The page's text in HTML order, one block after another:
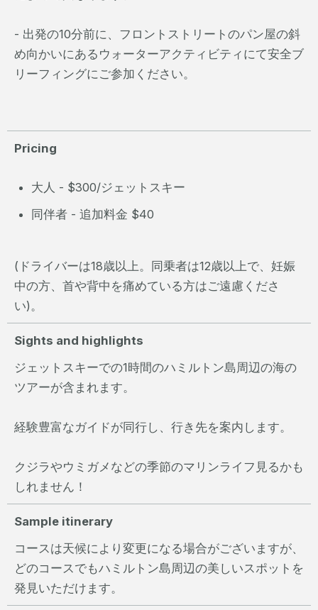
- 出発の10分前に、フロントストリートのパン屋の斜
め向かいにあるウォーターアクティビティにて安全ブ
リーフィングにご参加ください。
Pricing
​大人 - $300/ジェットスキー
同伴者 - 追加料金 $40
(ドライバーは18歳以上。同乗者は12歳以上で、妊娠
中の方、首や背中を痛めている方はご遠慮くださ
い)。
Sights and highlights
ジェットスキーでの1時間のハミルトン島周辺の海の
ツアーが含まれます。
経験豊富なガイドが同行し、行き先を案内します。
クジラやウミガメなどの季節のマリンライフ見るかも
しれません！
Sample itinerary
コースは天候により変更になる場合がございますが、
どのコースでもハミルトン島周辺の美しいスポットを
発見いただけます。